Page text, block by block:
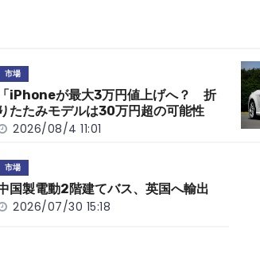
k
市場
「iPhoneが最大3万円値上げへ？ 折
りたたみモデルは30万円超の可能性
2026/08/4 11:01
市場
国製電動2階建てバス、英国へ輸出
2026/07/30 15:18